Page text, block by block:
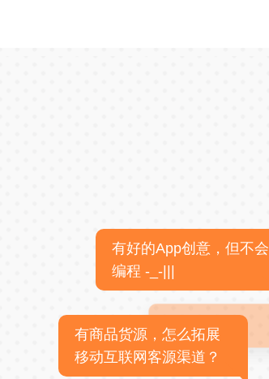
有好的App创意，但不会
编程 -_-|||
有商品货源，怎么拓展
移动互联网客源渠道？